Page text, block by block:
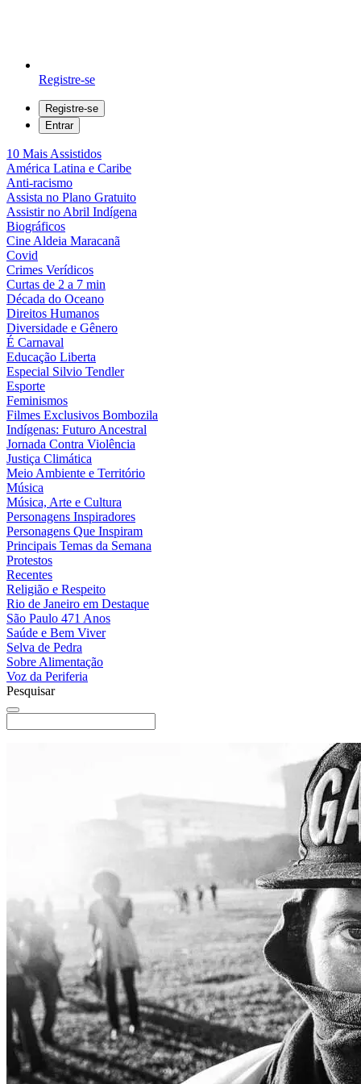
Registre-se
Registre-se
Entrar
10 Mais Assistidos
América Latina e Caribe
Anti-racismo
Assista no Plano Gratuito
Assistir no Abril Indígena
Biográficos
Cine Aldeia Maracanã
Covid
Crimes Verídicos
Curtas de 2 a 7 min
Década do Oceano
Direitos Humanos
Diversidade e Gênero
É Carnaval
Educação Liberta
Especial Silvio Tendler
Esporte
Feminismos
Filmes Exclusivos Bombozila
Indígenas: Futuro Ancestral
Jornada Contra Violência
Justiça Climática
Meio Ambiente e Território
Música
Música, Arte e Cultura
Personagens Inspiradores
Personagens Que Inspiram
Principais Temas da Semana
Protestos
Recentes
Religião e Respeito
Rio de Janeiro em Destaque
São Paulo 471 Anos
Saúde e Bem Viver
Selva de Pedra
Sobre Alimentação
Voz da Periferia
Pesquisar